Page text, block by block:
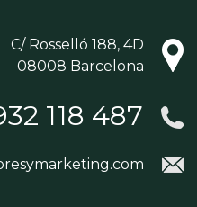
C/ Rosselló 188, 4D
08008 Barcelona
118 487